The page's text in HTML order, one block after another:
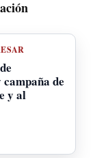
de
y al